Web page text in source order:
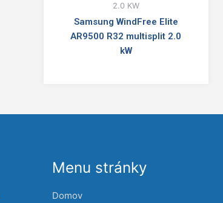
2.0 KW
Samsung WindFree Elite
AR9500 R32 multisplit 2.0
kW
Menu stránky
Domov